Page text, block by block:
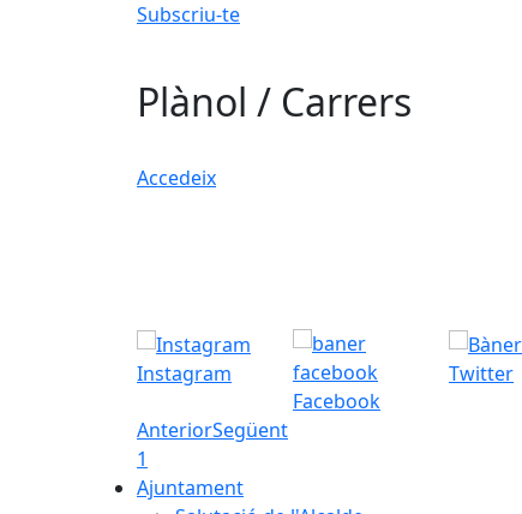
Subscriu-te
Plànol / Carrers
Accedeix
Instagram
Facebook
Twitter
AnteriorSegüent
1
Ajuntament